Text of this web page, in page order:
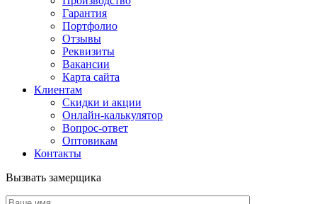
Гарантия
Портфолио
Отзывы
Реквизиты
Вакансии
Карта сайта
Клиентам
Скидки и акции
Онлайн-калькулятор
Вопрос-ответ
Оптовикам
Контакты
Вызвать замерщика